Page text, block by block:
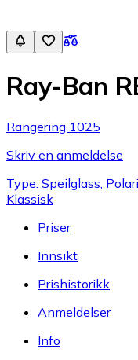
Ray-Ban
Rangering 1025
Skriv en anmeldelse
Type: Speilglass,
Klassisk
Priser
Innsikt
Prishistorikk
Anmeldelser
Info